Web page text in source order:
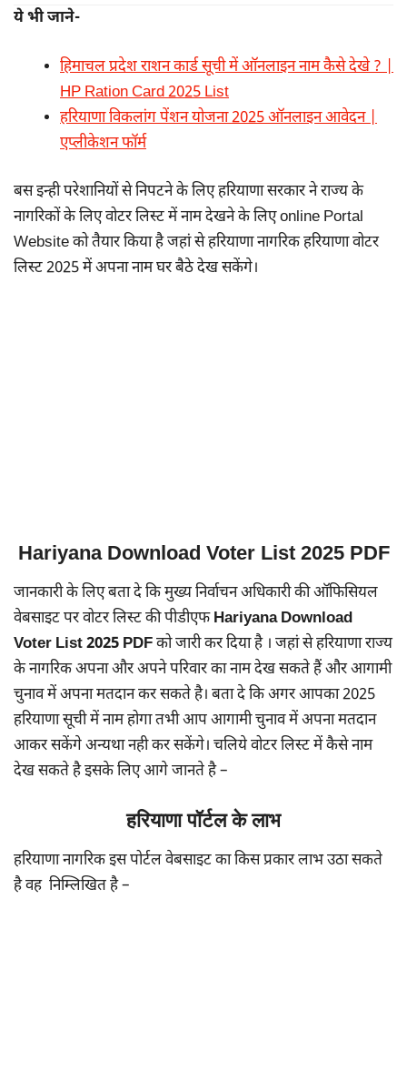
ये भी जाने-
हिमाचल प्रदेश राशन कार्ड सूची में ऑनलाइन नाम कैसे देखे ? |
HP Ration Card 2025 List
हरियाणा विकलांग पेंशन योजना 2025 ऑनलाइन आवेदन |
एप्लीकेशन फॉर्म
बस इन्ही परेशानियों से निपटने के लिए हरियाणा सरकार ने राज्य के
नागरिकों के लिए वोटर लिस्ट में नाम देखने के लिए online Portal
Website को तैयार किया है जहां से हरियाणा नागरिक हरियाणा वोटर
लिस्ट 2025 में अपना नाम घर बैठे देख सकेंगे।
Hariyana Download Voter List 2025 PDF
जानकारी के लिए बता दे कि मुख्य निर्वाचन अधिकारी की ऑफिसियल
वेबसाइट पर वोटर लिस्ट की पीडीएफHariyana Download
Voter List 2025 PDFको जारी कर दिया है । जहां से हरियाणा राज्य
के नागरिक अपना और अपने परिवार का नाम देख सकते हैं और आगामी
चुनाव में अपना मतदान कर सकते है। बता दे कि अगर आपका 2025
हरियाणा सूची में नाम होगा तभी आप आगामी चुनाव में अपना मतदान
आकर सकेंगे अन्यथा नही कर सकेंगे। चलिये वोटर लिस्ट में कैसे नाम
देख सकते है इसके लिए आगे जानते है –
हरियाणा पॉर्टल के लाभ
हरियाणा नागरिक इस पोर्टल वेबसाइट का किस प्रकार लाभ उठा सकते
है वह निम्लिखित है –